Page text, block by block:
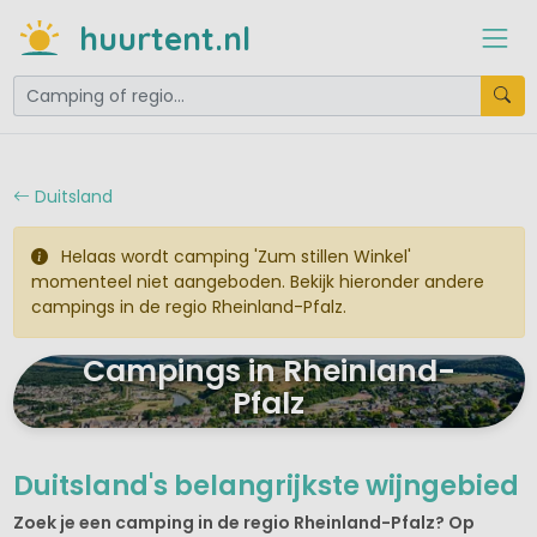
huurtent.nl
Duitsland
Helaas wordt camping 'Zum stillen Winkel'
momenteel niet aangeboden. Bekijk hieronder andere
campings in de regio Rheinland-Pfalz.
Campings in Rheinland-
Pfalz
Duitsland's belangrijkste wijngebied
Zoek je een camping in de regio Rheinland-Pfalz? Op